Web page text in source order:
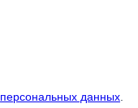
персональных данных